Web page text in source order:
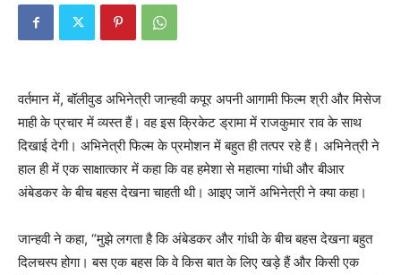
वर्तमान में, बॉलीवुड अभिनेत्री जान्हवी कपूर अपनी आगामी फिल्म श्री और मिसेज
माही के प्रचार में व्यस्त हैं। वह इस क्रिकेट ड्रामा में राजकुमार राव के साथ
दिखाई देगी। अभिनेत्री फिल्म के प्रमोशन में बहुत ही तत्पर रहे हैं। अभिनेत्री ने
हाल ही में एक साक्षात्कार में कहा कि वह हमेशा से महात्मा गांधी और बीआर
अंबेडकर के बीच बहस देखना चाहती थी। आइए जानें अभिनेत्री ने क्या कहा।
जान्हवी ने कहा, “मुझे लगता है कि अंबेडकर और गांधी के बीच बहस देखना बहुत
दिलचस्प होगा। बस एक बहस कि वे किस बात के लिए खड़े हैं और किसी एक